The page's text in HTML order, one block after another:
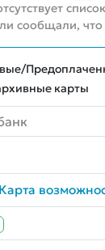
сообщали,
карты